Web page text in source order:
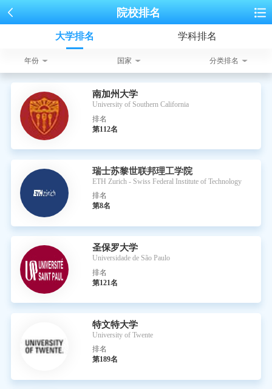
院校排名
大学排名 学科排名
年份 国家 分类排名
南加州大学
University of Southern California
排名
第112名
瑞士苏黎世联邦理工学院
ETH Zurich - Swiss Federal Institute of Technology
排名
第8名
圣保罗大学
Universidade de São Paulo
排名
第121名
特文特大学
University of Twente
排名
第189名